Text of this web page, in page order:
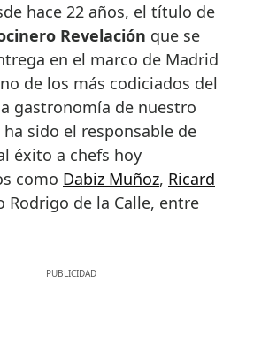
hace 22 años, el título de
Revelación que se
en el marco de Madrid
de los más codiciados del
gastronomía de nuestro
ha sido el responsable de
éxito a chefs hoy
como Dabiz Muñoz, Ricard
Rodrigo de la Calle, entre